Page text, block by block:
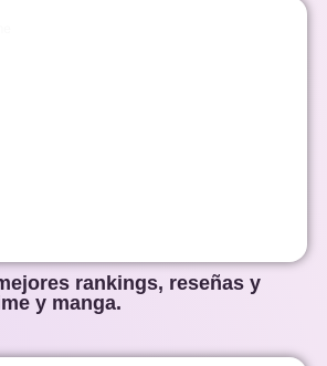
rankings, reseñas y
y manga.